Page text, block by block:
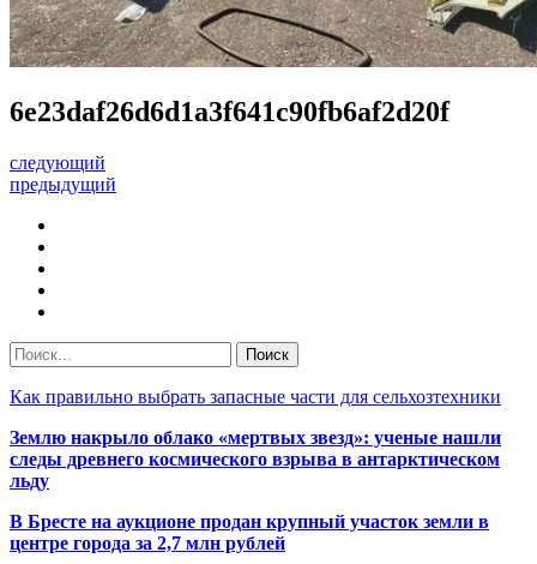
6e23daf26d6d1a3f641c90fb6af2d20f
следующий
предыдущий
Как правильно выбрать запасные части для сельхозтехники
Землю накрыло облако «мертвых звезд»: ученые нашли
следы древнего космического взрыва в антарктическом
льду
В Бресте на аукционе продан крупный участок земли в
центре города за 2,7 млн рублей